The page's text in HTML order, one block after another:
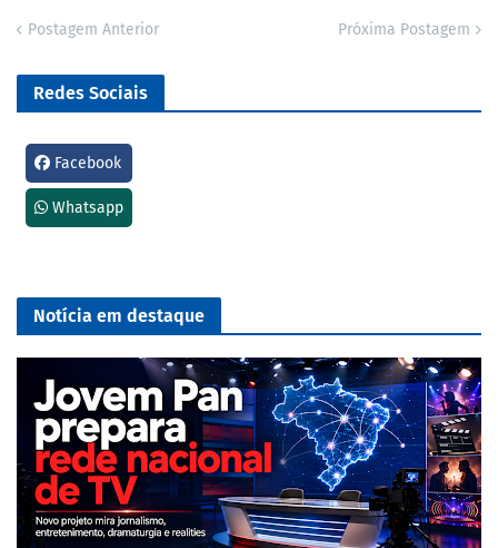
Postagem Anterior Próxima Postagem
Redes Sociais
Facebook
Whatsapp
Notícia em destaque